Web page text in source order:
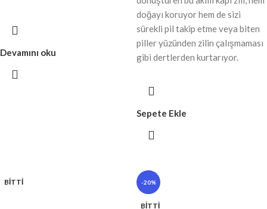
Devamını oku
doğayı koruyor hem de sizi
sürekli pil takip etme veya biten
piller yüzünden zilin çalışmaması
gibi dertlerden kurtarıyor.
Sepete Ekle
BITTI -20%
BITTI